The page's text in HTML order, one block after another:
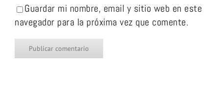
Guardar mi nombre, email y sitio web en este
navegador para la próxima vez que comente.